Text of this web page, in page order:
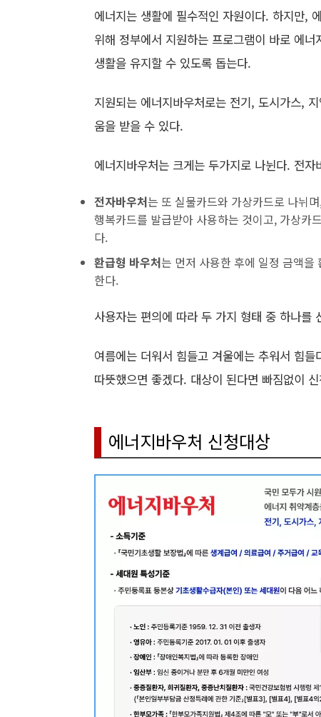
에너지는 생활에 필수적인 자원이다. 하지만,
위해 정부에서 지원하는 프로그램이 바로 에
생활을 유지할 수 있도록 돕는다.
지원되는 에너지바우처로는 전기, 도시가스,
움을 받을 수 있다.
에너지바우처는 크게는 두가지로 나뉜다. 전
전자바우처는 또 실물카드와 가상카드로 나뉘
행복카드를 발급받아 사용하는 것이고, 가상카
다.
환급형 바우처는 먼저 사용한 후에 일정 금액
한다.
사용자는 편의에 따라 두 가지 형태 중 하나를
여름에는 더워서 힘들고 겨울에는 추워서 힘
따뜻했으면 좋겠다. 대상이 된다면 빠짐없이
에너지바우처 신청대상